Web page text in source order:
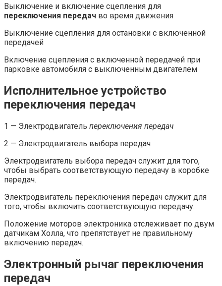
Выключение и включение сцепления для
переключения передач во время движения
Выключение сцепления для остановки с включенной
передачей
Включение сцепления с включенной передачей при
парковке автомобиля с выключенным двигателем
Исполнительное устройство
переключения передач
1 — Электродвигатель переключения передач
2 — Электродвигатель выбора передач
Электродвигатель выбора передач служит для того,
чтобы выбрать соответствующую передачу в коробке
передач.
Электродвигатель переключения передач служит для
того, чтобы включить соответствующую передачу.
Положение моторов электроника отслеживает по двум
датчикам Холла, что препятствует не правильному
включению передач.
Электронный рычаг переключения
передач